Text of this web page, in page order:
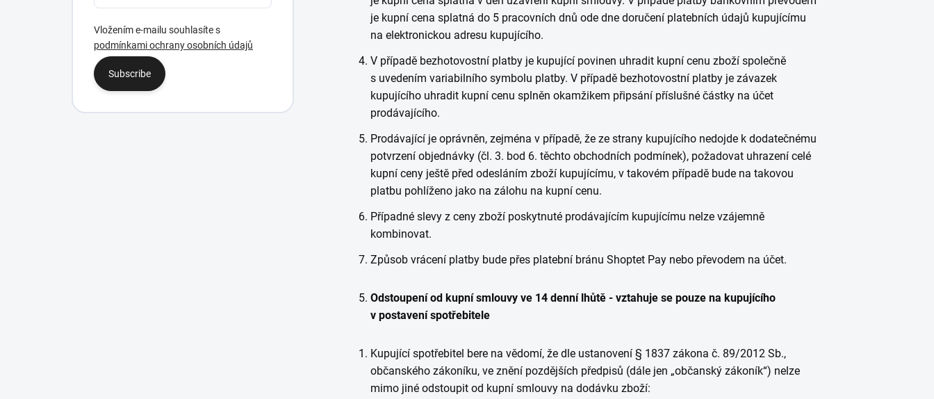
Vložením e-mailu souhlasíte s
podmínkami ochrany osobních údajů
Subscribe
je kupní cena splatná do 5 pracovních dnů ode dne doručení platebních údajů kupujícímu
na elektronickou adresu kupujícího.
V případě bezhotovostní platby je kupující povinen uhradit kupní cenu zboží společně
s uvedením variabilního symbolu platby. V případě bezhotovostní platby je závazek
kupujícího uhradit kupní cenu splněn okamžikem připsání příslušné částky na účet
prodávajícího.
Prodávající je oprávněn, zejména v případě, že ze strany kupujícího nedojde k dodatečnému
potvrzení objednávky (čl. 3. bod 6. těchto obchodních podmínek), požadovat uhrazení celé
kupní ceny ještě před odesláním zboží kupujícímu, v takovém případě bude na takovou
platbu pohlíženo jako na zálohu na kupní cenu.
Případné slevy z ceny zboží poskytnuté prodávajícím kupujícímu nelze vzájemně
kombinovat.
Způsob vrácení platby bude přes platební bránu Shoptet Pay nebo převodem na účet.
Odstoupení od kupní smlouvy ve 14 denní lhůtě - vztahuje se pouze na kupujícího
v postavení spotřebitele
Kupující spotřebitel bere na vědomí, že dle ustanovení § 1837 zákona č. 89/2012 Sb.,
občanského zákoníku, ve znění pozdějších předpisů (dále jen „občanský zákoník“) nelze
mimo jiné odstoupit od kupní smlouvy na dodávku zboží: